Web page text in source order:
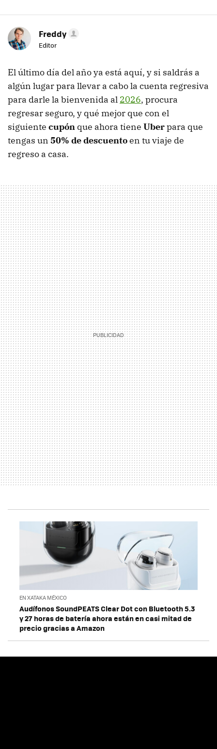
Freddy
Editor
El último día del año ya está aquí, y si saldrás a
algún lugar para llevar a cabo la cuenta regresiva
para darle la bienvenida al 2026, procura
regresar seguro, y qué mejor que con el
siguiente cupón que ahora tiene Uberpara que
tengas un 50% de descuentoen tu viaje de
regreso a casa.
EN XATAKA MÉXICO
Audífonos SoundPEATS Clear Dot con Bluetooth 5.3
y 27 horas de batería ahora están en casi mitad de
precio gracias a Amazon